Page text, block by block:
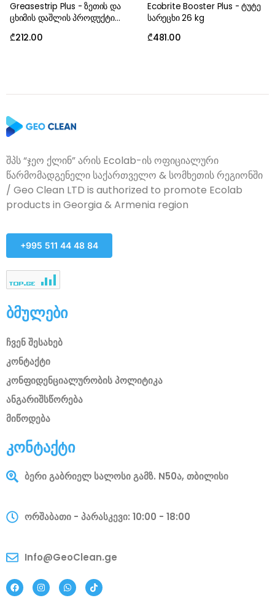
Greasestrip Plus - ზეთის და
ცხიმის დაშლის პროდუქტი
₾212.00
Ecobrite Booster Plus - ტუტე
სარეცხი 26 kg
₾481.00
შპს “ჯეო ქლინ” არის Ecolab-ის ოფიციალური
წარმომადგენელი საქართველო & სომხეთის რეგიონში
/ Geo Clean LTD is authorized to promote Ecolab
products in Georgia & Armenia region
+995 511 44 48 84
ბმულები
ჩვენ შესახებ
კონტაქტი
კონფიდენციალურობის პოლიტიკა
ანგარიშსწორება
მიწოდება
კონტაქტი
ბერი გაბრიელ სალოსი გამზ. N50ა, თბილისი
ორშაბათი - პარასკევი: 10:00 - 18:00
Info@GeoClean.ge